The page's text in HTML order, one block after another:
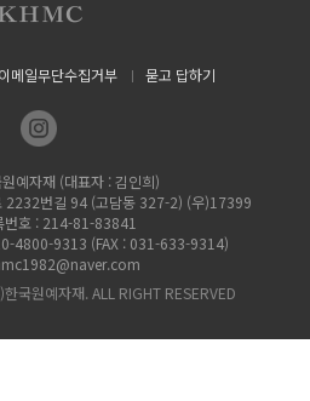
이메일무단수집거부 묻고 답하기
예자재 (대표자 : 김인희)
2232번길 94 (고담동 327-2) (우)17399
번호 : 214-81-83841
4800-9313 (FAX : 031-633-9314)
국원예자재. ALL RIGHT RESERVED